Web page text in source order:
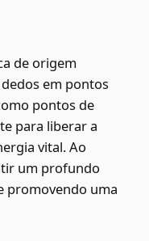
de origem
em pontos
pontos de
para liberar a
vital. Ao
um profundo
promovendo uma